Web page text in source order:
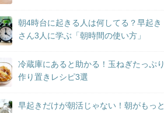
朝4時台に起きる人は何してる？早起き
さん3人に学ぶ「朝時間の使い方」
冷蔵庫にあると助かる！玉ねぎたっぷり
作り置きレシピ3選
早起きだけが朝活じゃない！朝がもっと